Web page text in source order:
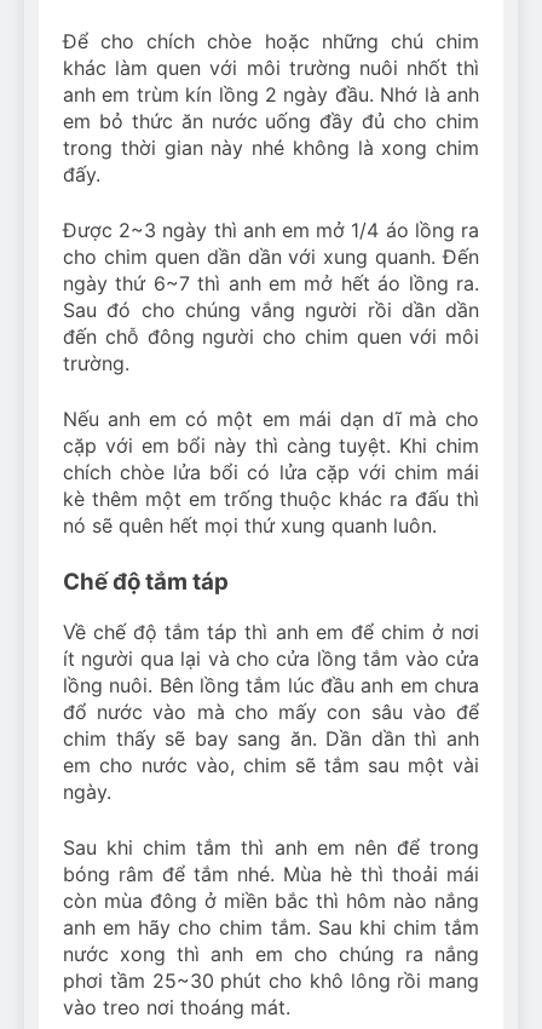
Để cho chích chòe hoặc những chú chim
khác làm quen với môi trường nuôi nhốt thì
anh em trùm kín lồng 2 ngày đầu. Nhớ là anh
em bỏ thức ăn nước uống đầy đủ cho chim
trong thời gian này nhé không là xong chim
đấy.
Được 2~3 ngày thì anh em mở 1/4 áo lồng ra
cho chim quen dần dần với xung quanh. Đến
ngày thứ 6~7 thì anh em mở hết áo lồng ra.
Sau đó cho chúng vắng người rồi dần dần
đến chỗ đông người cho chim quen với môi
trường.
Nếu anh em có một em mái dạn dĩ mà cho
cặp với em bổi này thì càng tuyệt. Khi chim
chích chòe lửa bổi có lửa cặp với chim mái
kè thêm một em trống thuộc khác ra đấu thì
nó sẽ quên hết mọi thứ xung quanh luôn.
Chế độ tắm táp
Về chế độ tắm táp thì anh em để chim ở nơi
ít người qua lại và cho cửa lồng tắm vào cửa
lồng nuôi. Bên lồng tắm lúc đầu anh em chưa
đổ nước vào mà cho mấy con sâu vào để
chim thấy sẽ bay sang ăn. Dần dần thì anh
em cho nước vào, chim sẽ tắm sau một vài
ngày.
Sau khi chim tắm thì anh em nên để trong
bóng râm để tắm nhé. Mùa hè thì thoải mái
còn mùa đông ở miền bắc thì hôm nào nắng
anh em hãy cho chim tắm. Sau khi chim tắm
nước xong thì anh em cho chúng ra nắng
phơi tầm 25~30 phút cho khô lông rồi mang
vào treo nơi thoáng mát.